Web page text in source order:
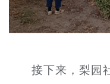
接下来，梨园